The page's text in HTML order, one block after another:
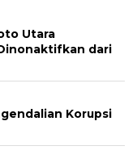
Utara
dari
Korupsi